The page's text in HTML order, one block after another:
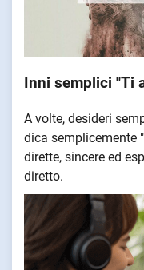
Inni semplici "Ti
A volte, desideri
dica semplicemente
dirette, sincere ed
diretto.